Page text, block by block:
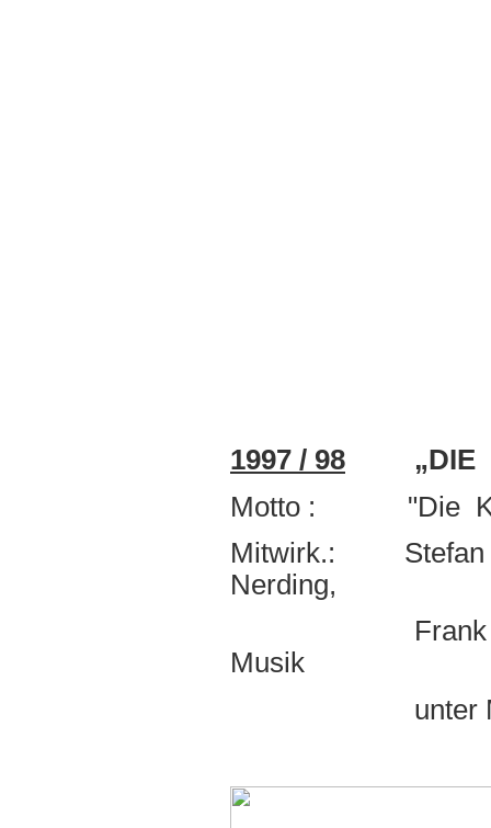
1997 / 98 „DIE
Motto : "Die
Mitwirk.: Stefan
Nerding,
Frank
Musik
unter